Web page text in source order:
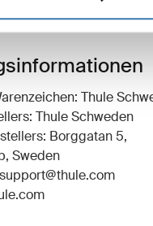
Thule
Thule Schweden
Borggatan 5,
Sweden